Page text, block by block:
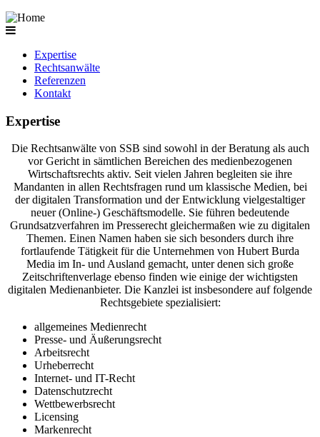
Expertise
Rechtsanwälte
Referenzen
Kontakt
Expertise
Die Rechtsanwälte von SSB sind sowohl in der Beratung als auch
vor Gericht in sämtlichen Bereichen des medienbezogenen
Wirtschaftsrechts aktiv. Seit vielen Jahren begleiten sie ihre
Mandanten in allen Rechtsfragen rund um klassische Medien, bei
der digitalen Transformation und der Entwicklung vielgestaltiger
neuer (Online-) Geschäftsmodelle. Sie führen bedeutende
Grundsatzverfahren im Presserecht gleichermaßen wie zu digitalen
Themen. Einen Namen haben sie sich besonders durch ihre
fortlaufende Tätigkeit für die Unternehmen von Hubert Burda
Media im In- und Ausland gemacht, unter denen sich große
Zeitschriftenverlage ebenso finden wie einige der wichtigsten
digitalen Medienanbieter. Die Kanzlei ist insbesondere auf folgende
Rechtsgebiete spezialisiert:
allgemeines Medienrecht
Presse- und Äußerungsrecht
Arbeitsrecht
Urheberrecht
Internet- und IT-Recht
Datenschutzrecht
Wettbewerbsrecht
Licensing
Markenrecht